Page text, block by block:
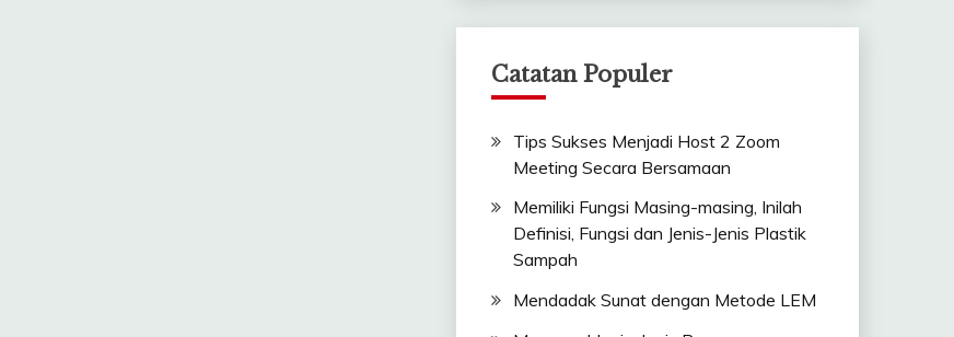
Catatan Populer
Tips Sukses Menjadi Host 2 Zoom
Meeting Secara Bersamaan
Memiliki Fungsi Masing-masing, Inilah
Definisi, Fungsi dan Jenis-Jenis Plastik
Sampah
Mendadak Sunat dengan Metode LEM